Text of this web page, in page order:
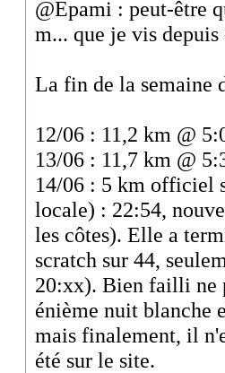
@Epami : peut-être
m... que je vis depuis
La fin de la semaine
12/06 : 11,2 km @
13/06 : 11,7 km @
14/06 : 5 km officiel
locale) : 22:54,
les côtes). Elle a
scratch sur 44,
20:xx). Bien failli ne
énième nuit blanche
mais finalement, il
été sur le site.